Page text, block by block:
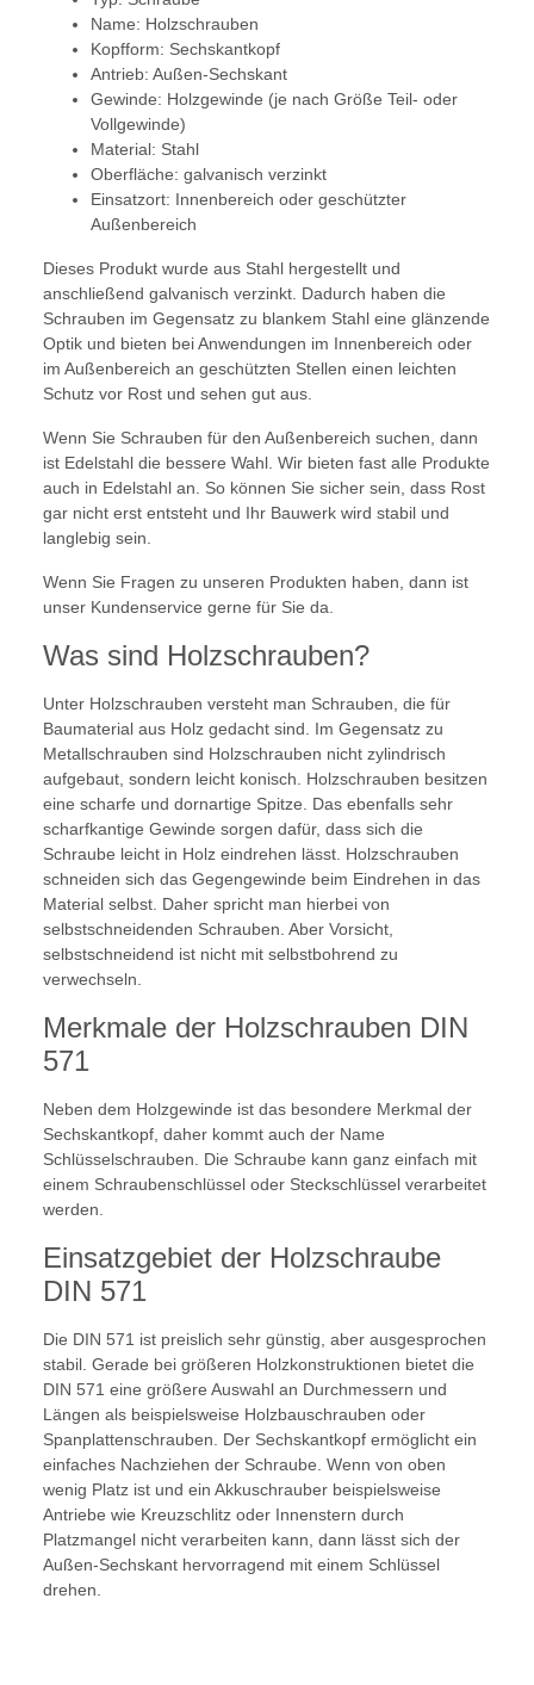
Name: Holzschrauben
Kopfform: Sechskantkopf
Antrieb: Außen-Sechskant
Gewinde: Holzgewinde (je nach Größe Teil- oder
Vollgewinde)
Material: Stahl
Oberfläche: galvanisch verzinkt
Einsatzort: Innenbereich oder geschützter
Außenbereich
Dieses Produkt wurde aus Stahl hergestellt und
anschließend galvanisch verzinkt. Dadurch haben die
Schrauben im Gegensatz zu blankem Stahl eine glänzende
Optik und bieten bei Anwendungen im Innenbereich oder
im Außenbereich an geschützten Stellen einen leichten
Schutz vor Rost und sehen gut aus.
Wenn Sie Schrauben für den Außenbereich suchen, dann
ist Edelstahl die bessere Wahl. Wir bieten fast alle Produkte
auch in Edelstahl an. So können Sie sicher sein, dass Rost
gar nicht erst entsteht und Ihr Bauwerk wird stabil und
langlebig sein.
Wenn Sie Fragen zu unseren Produkten haben, dann ist
unser Kundenservice gerne für Sie da.
Was sind Holzschrauben?
Unter Holzschrauben versteht man Schrauben, die für
Baumaterial aus Holz gedacht sind. Im Gegensatz zu
Metallschrauben sind Holzschrauben nicht zylindrisch
aufgebaut, sondern leicht konisch. Holzschrauben besitzen
eine scharfe und dornartige Spitze. Das ebenfalls sehr
scharfkantige Gewinde sorgen dafür, dass sich die
Schraube leicht in Holz eindrehen lässt. Holzschrauben
schneiden sich das Gegengewinde beim Eindrehen in das
Material selbst. Daher spricht man hierbei von
selbstschneidenden Schrauben. Aber Vorsicht,
selbstschneidend ist nicht mit selbstbohrend zu
verwechseln.
Merkmale der Holzschrauben DIN
571
Neben dem Holzgewinde ist das besondere Merkmal der
Sechskantkopf, daher kommt auch der Name
Schlüsselschrauben. Die Schraube kann ganz einfach mit
einem Schraubenschlüssel oder Steckschlüssel verarbeitet
werden.
Einsatzgebiet der Holzschraube
DIN 571
Die DIN 571 ist preislich sehr günstig, aber ausgesprochen
stabil. Gerade bei größeren Holzkonstruktionen bietet die
DIN 571 eine größere Auswahl an Durchmessern und
Längen als beispielsweise Holzbauschrauben oder
Spanplattenschrauben. Der Sechskantkopf ermöglicht ein
einfaches Nachziehen der Schraube. Wenn von oben
wenig Platz ist und ein Akkuschrauber beispielsweise
Antriebe wie Kreuzschlitz oder Innenstern durch
Platzmangel nicht verarbeiten kann, dann lässt sich der
Außen-Sechskant hervorragend mit einem Schlüssel
drehen.